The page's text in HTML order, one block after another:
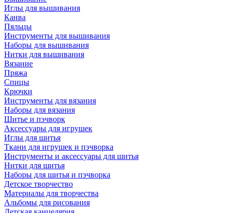
Иглы для вышивания
Канва
Пяльцы
Инструменты для вышивания
Наборы для вышивания
Нитки для вышивания
Вязание
Пряжа
Спицы
Крючки
Инструменты для вязания
Наборы для вязания
Шитье и пэчворк
Аксессуары для игрушек
Иглы для шитья
Ткани для игрушек и пэчворка
Инструменты и аксессуары для шитья
Нитки для шитья
Наборы для шитья и пэчворка
Детское творчество
Материалы для творчества
Альбомы для рисования